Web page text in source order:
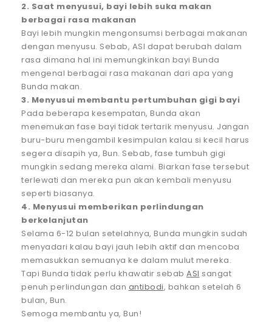
2. Saat menyusui, bayi lebih suka makan
berbagai rasa makanan
Bayi lebih mungkin mengonsumsi berbagai makanan
dengan menyusu. Sebab, ASI dapat berubah dalam
rasa dimana hal ini memungkinkan bayi Bunda
mengenal berbagai rasa makanan dari apa yang
Bunda makan.
3. Menyusui membantu pertumbuhan gigi bayi
Pada beberapa kesempatan, Bunda akan
menemukan fase bayi tidak tertarik menyusu. Jangan
buru-buru mengambil kesimpulan kalau si kecil harus
segera disapih ya, Bun. Sebab, fase tumbuh gigi
mungkin sedang mereka alami. Biarkan fase tersebut
terlewati dan mereka pun akan kembali menyusu
seperti biasanya.
4. Menyusui memberikan perlindungan
berkelanjutan
Selama 6-12 bulan setelahnya, Bunda mungkin sudah
menyadari kalau bayi jauh lebih aktif dan mencoba
memasukkan semuanya ke dalam mulut mereka.
Tapi Bunda tidak perlu khawatir sebab ASI sangat
penuh perlindungan dan antibodi, bahkan setelah 6
bulan, Bun.
Semoga membantu ya, Bun!